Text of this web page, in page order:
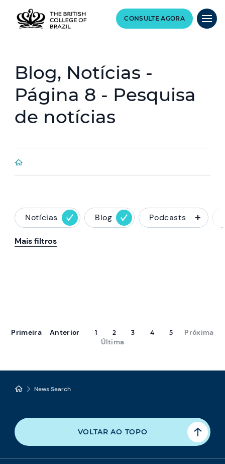
CONSULTE AGORA
Blog, Notícias -
Página 8 - Pesquisa
de notícias
Notícias Blog Podcasts
Mais filtros
Primeira Anterior 1 2 3 4 5
Próxima
Última
News Search
VOLTAR AO TOPO